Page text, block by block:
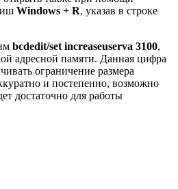
Windows + R, указав в строке
bcdedit/set increaseuserva 3100,
адресной памяти. Данная цифра
ограничение размера
и постепенно, возможно
достаточно для работы